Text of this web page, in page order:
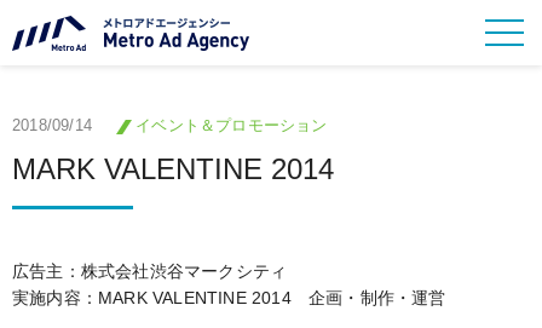
2018/09/14 イベント＆プロモーション
MARK VALENTINE 2014
広告主：株式会社渋谷マークシティ
実施内容：MARK VALENTINE 2014 企画・制作・運営